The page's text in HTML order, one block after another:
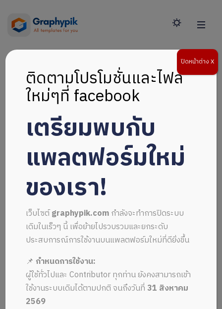
สื่อ
การ
เรียน
วิทยาศาสตร์
Home>
Downloads>
ติดตามโปรโมชั่นและไฟล์
ใหม่ๆที่ facebook
เตรียมพบกับ
แพลตฟอร์มใหม่
ของเรา!
เว็บไซต์graphypik.comกำลังจะทำการปิดระบบ
เดิมในเร็วๆ นี้ เพื่อย้ายไปรวบรวมและยกระดับ
ประสบการณ์การใช้งานบนแพลตฟอร์มใหม่ที่ดียิ่งขึ้น
📌กำหนดการใช้งาน:
ผู้ใช้ทั่วไปและ Contributor ทุกท่าน ยังคงสามารถเข้า
ใช้งานระบบเดิมได้ตามปกติ จนถึงวันที่ 31 สิงหาคม
2569
ปิดหน้าต่าง X